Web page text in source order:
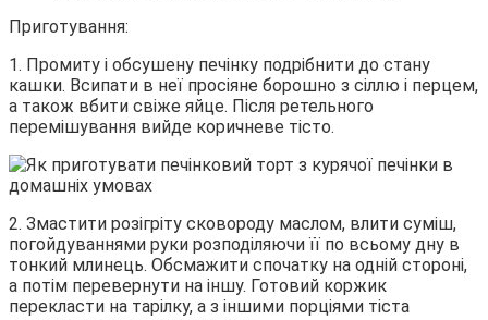
Приготування:
1. Промиту і обсушену печінку подрібнити до стану
кашки. Всипати в неї просіяне борошно з сіллю і перцем,
а також вбити свіже яйце. Після ретельного
перемішування вийде коричневе тісто.
2. Змастити розігріту сковороду маслом, влити суміш,
погойдуваннями руки розподіляючи її по всьому дну в
тонкий млинець. Обсмажити спочатку на одній стороні,
а потім перевернути на іншу. Готовий коржик
перекласти на тарілку, а з іншими порціями тіста